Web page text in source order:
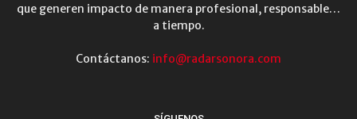
que generen impacto de manera profesional, responsable…
a tiempo.
Contáctanos: info@radarsonora.com